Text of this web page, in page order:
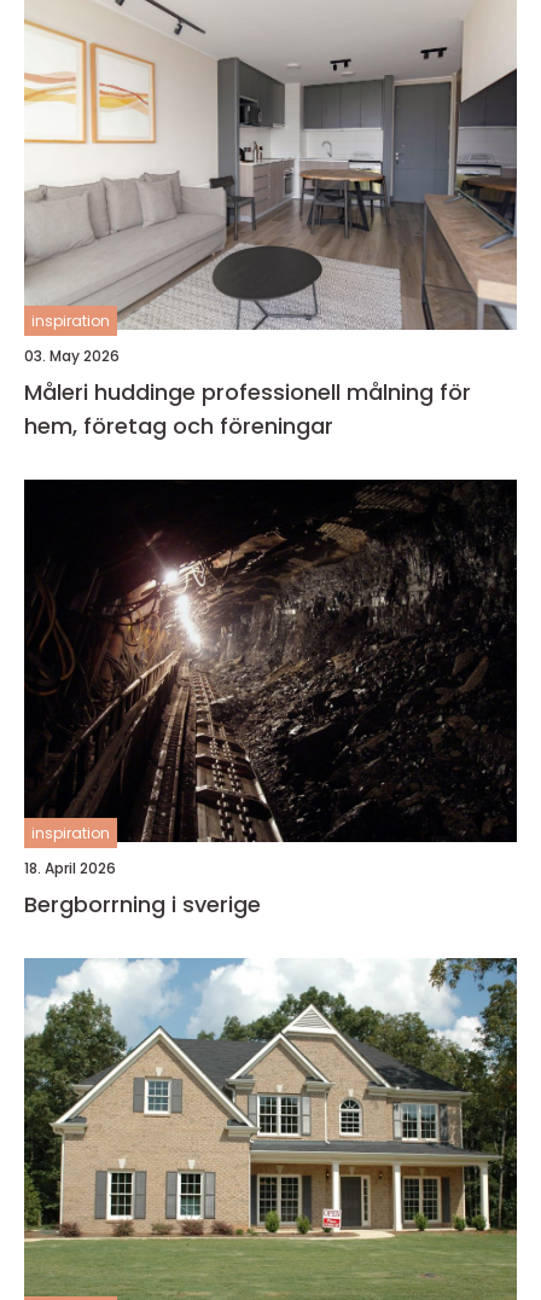
inspiration
03. May 2026
Måleri huddinge professionell målning för
hem, företag och föreningar
inspiration
18. April 2026
Bergborrning i sverige